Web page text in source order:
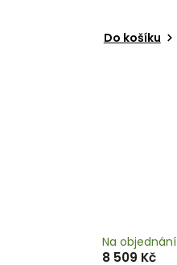
Do košíku
Na objednání
8 509 Kč